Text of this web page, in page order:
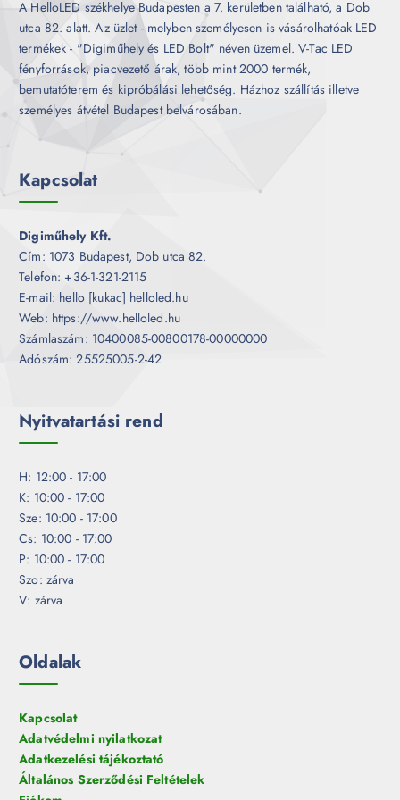
A HelloLED székhelye Budapesten a 7. kerületben található, a Dob
utca 82. alatt. Az üzlet - melyben személyesen is vásárolhatóak LED
termékek - "Digiműhely és LED Bolt" néven üzemel. V-Tac LED
fényforrások, piacvezető árak, több mint 2000 termék,
bemutatóterem és kipróbálási lehetőség. Házhoz szállítás illetve
személyes átvétel Budapest belvárosában.
Kapcsolat
Digiműhely Kft.
Cím: 1073 Budapest, Dob utca 82.
Telefon: +36-1-321-2115
E-mail: hello [kukac] helloled.hu
Web: https://www.helloled.hu
Számlaszám: 10400085-00800178-00000000
Adószám: 25525005-2-42
Nyitvatartási rend
H: 12:00 - 17:00
K: 10:00 - 17:00
Sze: 10:00 - 17:00
Cs: 10:00 - 17:00
P: 10:00 - 17:00
Szo: zárva
V: zárva
Oldalak
Kapcsolat
Adatvédelmi nyilatkozat
Adatkezelési tájékoztató
Általános Szerződési Feltételek